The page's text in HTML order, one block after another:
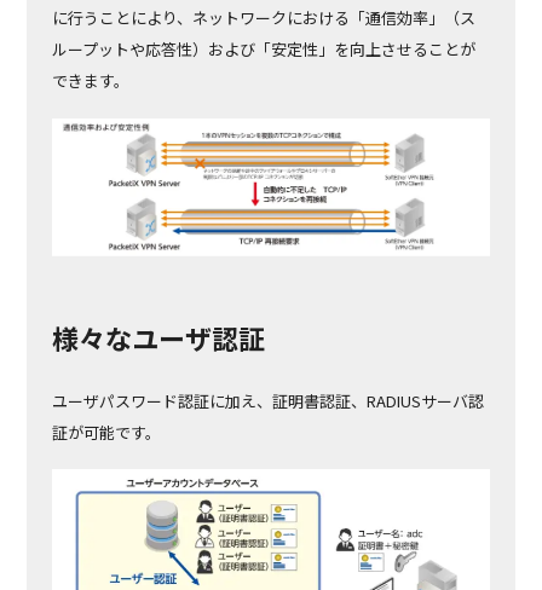
に行うことにより、ネットワークにおける「通信効率」（ス
ループットや応答性）および「安定性」を向上させることが
できます。
様々なユーザ認証
ユーザパスワード認証に加え、証明書認証、RADIUSサーバ認
証が可能です。